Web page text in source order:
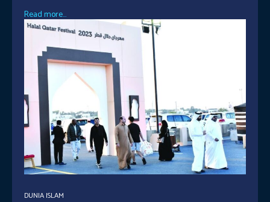
Read more...
DUNIA ISLAM